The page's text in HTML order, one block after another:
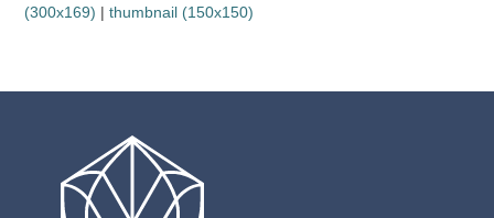
(300x169) |thumbnail (150x150)